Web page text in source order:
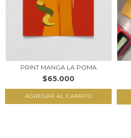
PRINT MANGA LA POMA
$65.000
AGREGAR AL CARRITO